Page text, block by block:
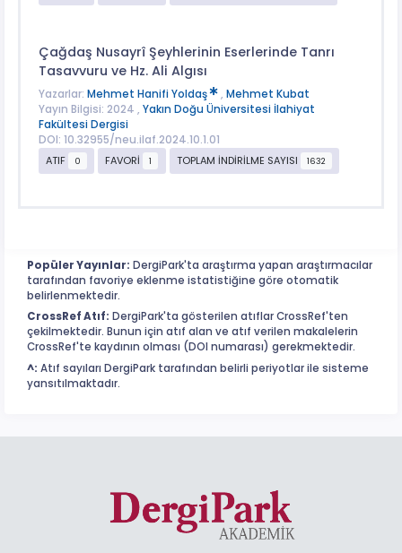
Çağdaş Nusayrî Şeyhlerinin Eserlerinde Tanrı
Tasavvuru ve Hz. Ali Algısı
Yazarlar: Mehmet Hanifi Yoldaş , Mehmet Kubat
Yayın Bilgisi: 2024 , Yakın Doğu Üniversitesi İlahiyat
Fakültesi Dergisi
DOI: 10.32955/neu.ilaf.2024.10.1.01
ATIF
0 FAVORİ 1 TOPLAM İNDİRİLME SAYISI 1632
Popüler Yayınlar: DergiPark'ta araştırma yapan araştırmacılar
tarafından favoriye eklenme istatistiğine göre otomatik
belirlenmektedir.
CrossRef Atıf: DergiPark'ta gösterilen atıflar CrossRef'ten
çekilmektedir. Bunun için atıf alan ve atıf verilen makalelerin
CrossRef'te kaydının olması (DOI numarası) gerekmektedir.
^: Atıf sayıları DergiPark tarafından belirli periyotlar ile sisteme
yansıtılmaktadır.